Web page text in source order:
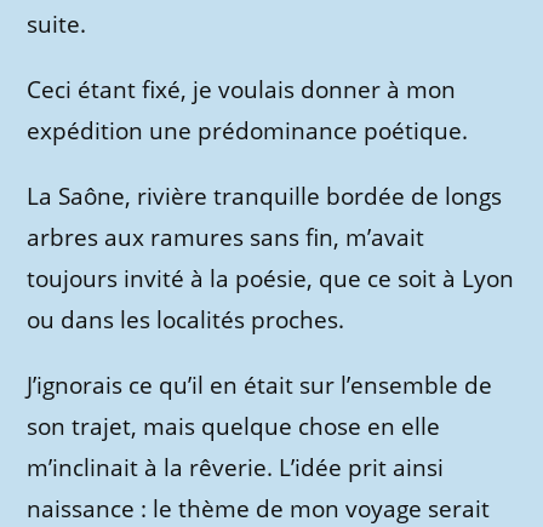
suite.
Ceci étant fixé, je voulais donner à mon
expédition une prédominance poétique.
La Saône, rivière tranquille bordée de longs
arbres aux ramures sans fin, m’avait
toujours invité à la poésie, que ce soit à Lyon
ou dans les localités proches.
J’ignorais ce qu’il en était sur l’ensemble de
son trajet, mais quelque chose en elle
m’inclinait à la rêverie. L’idée prit ainsi
naissance : le thème de mon voyage serait